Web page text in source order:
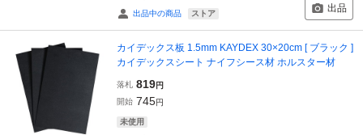
出品中の商品 ストア 出品
カイデックス板 1.5mm KAYDEX 30×20cm [ ブラック ]
カイデックスシート ナイフシース材 ホルスター材
落札 819円
開始 745円
未使用